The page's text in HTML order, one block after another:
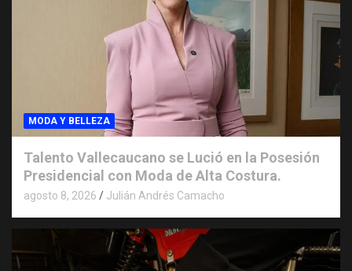
MODA Y BELLEZA
Talento Vallecaucano se Lució en la Posesión
Presidencial con Moda de Alta Costura.
agosto 8, 2026 Julián Andrés Camacho